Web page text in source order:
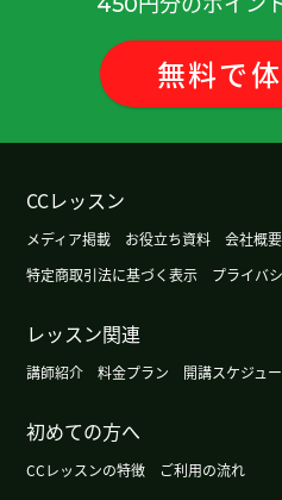
礼貌，反正是很有礼貌的
习中文。希望找到您开放
见，谢谢！
( 男性 )
来日本时候。期待下次的课
初めてのレッスンありがと
我不太会发四声。( 50代 男
無料で
CCレッスン
メディア掲載 お役立ち資料 会社概要
特定商取引法に基づく表示
プライバ
レッスン関連
講師紹介 料金プラン 開講スケジュ
初めての方へ
CCレッスンの特徴 ご利用の流れ